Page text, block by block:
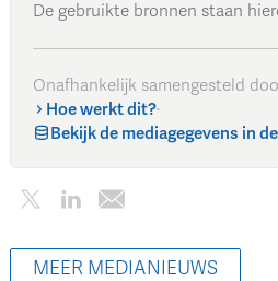
De gebruikte bronnen staan
Onafhankelijk samengesteld
Hoe werkt dit?·
Bekijk de mediagegevens in
MEER MEDIANIEUWS